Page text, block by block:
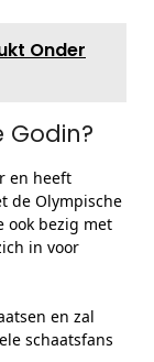
Onder
en heeft
de Olympische
ook bezig met
in voor
en zal
schaatsfans